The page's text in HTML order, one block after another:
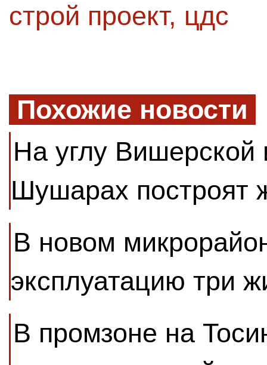
строй проект, цдс
Похожие новости
На углу Вишерской
Шушарах построят
В новом
эксплуатацию три
В промзоне на